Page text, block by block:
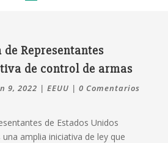
de Representantes
de control de armas
9, 2022 | EEUU | 0 Comentarios
de Estados Unidos
amplia iniciativa de ley que